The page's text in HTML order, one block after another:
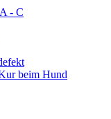
- C
beim Hund